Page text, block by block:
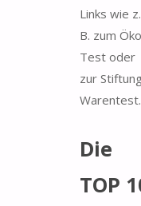
Links wie z.
B. zum
Test oder
zur Stiftung
Warentest.
Die
TOP